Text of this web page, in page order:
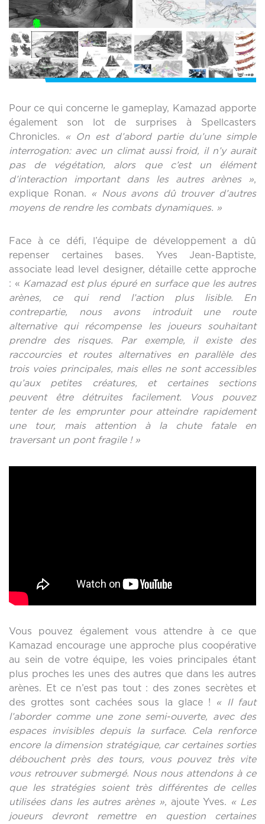
Pour ce qui concerne le gameplay, Kamazad apporte
également son lot de surprises à Spellcasters
Chronicles. « On est d’abord partie du’une simple
interrogation: avec un climat aussi froid, il n’y aurait
pas de végétation, alors que c’est un élément
d’interaction important dans les autres arènes »,
explique Ronan. « Nous avons dû trouver d’autres
moyens de rendre les combats dynamiques. »
Face à ce défi, l’équipe de développement a dû
repenser certaines bases. Yves Jean-Baptiste,
associate lead level designer, détaille cette approche
: « Kamazad est plus épuré en surface que les autres
arènes, ce qui rend l’action plus lisible. En
contrepartie, nous avons introduit une route
alternative qui récompense les joueurs souhaitant
prendre des risques. Par exemple, il existe des
raccourcies et routes alternatives en parallèle des
trois voies principales, mais elles ne sont accessibles
qu’aux petites créatures, et certaines sections
peuvent être détruites facilement. Vous pouvez
tenter de les emprunter pour atteindre rapidement
une tour, mais attention à la chute fatale en
traversant un pont fragile ! »
Vous pouvez également vous attendre à ce que
Kamazad encourage une approche plus coopérative
au sein de votre équipe, les voies principales étant
plus proches les unes des autres que dans les autres
arènes. Et ce n’est pas tout : des zones secrètes et
des grottes sont cachées sous la glace ! « Il faut
l’aborder comme une zone semi-ouverte, avec des
espaces invisibles depuis la surface. Cela renforce
encore la dimension stratégique, car certaines sorties
débouchent près des tours, vous pouvez très vite
vous retrouver submergé. Nous nous attendons à ce
que les stratégies soient très différentes de celles
utilisées dans les autres arènes », ajoute Yves. « Les
joueurs devront remettre en question certaines